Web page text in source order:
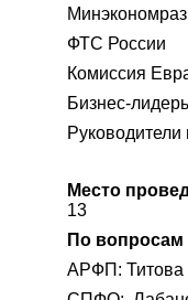
ФТС России
Комиссия
Бизнес-
Место
13
По вопросам
АРФП: Титова